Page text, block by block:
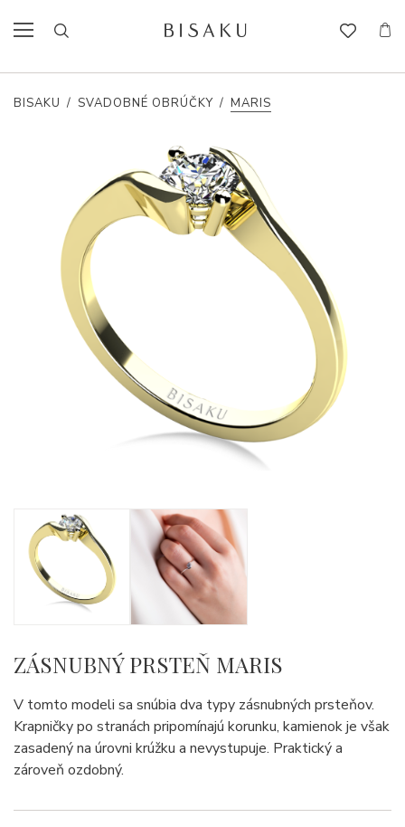
BISAKU / SVADOBNÉ OBRÚČKY / MARIS
ZÁSNUBNÝ PRSTEŇ MARIS
V tomto modeli sa snúbia dva typy zásnubných prsteňov.
Krapničky po stranách pripomínajú korunku, kamienok je však
zasadený na úrovni krúžku a nevystupuje. Praktický a
zároveň ozdobný.